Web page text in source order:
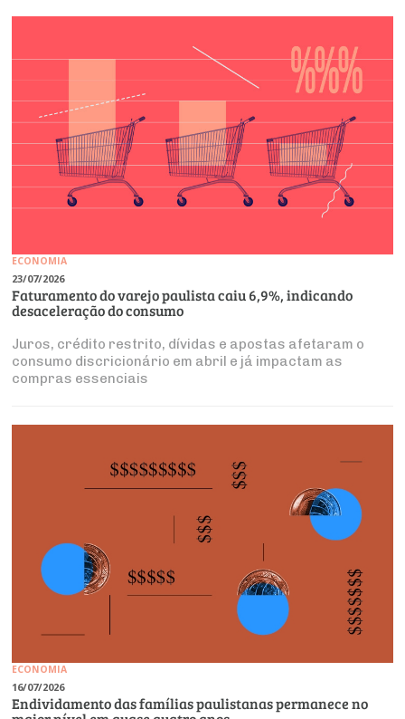
ECONOMIA
23/07/2026
Faturamento do varejo paulista caiu 6,9%, indicando
desaceleração do consumo
Juros, crédito restrito, dívidas e apostas afetaram o
consumo discricionário em abril e já impactam as
compras essenciais
ECONOMIA
16/07/2026
Endividamento das famílias paulistanas permanece no